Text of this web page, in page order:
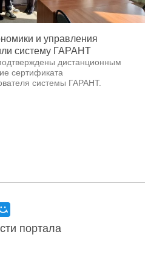
и управления
систему ГАРАНТ
дистанционным
сертификата
системы ГАРАНТ.
портала